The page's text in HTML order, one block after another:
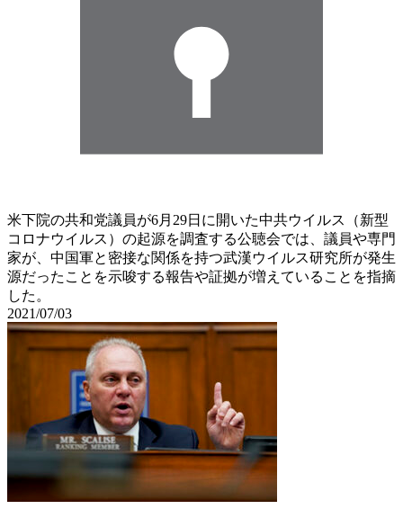
米下院の共和党議員が6月29日に開いた中共ウイルス（新型
コロナウイルス）の起源を調査する公聴会では、議員や専門
家が、中国軍と密接な関係を持つ武漢ウイルス研究所が発生
源だったことを示唆する報告や証拠が増えていることを指摘
した。
2021/07/03